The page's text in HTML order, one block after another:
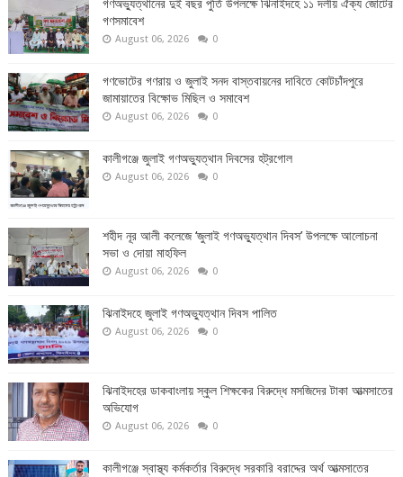
গণঅভ্যুত্থানের দুই বছর পুর্তি উপলক্ষে ঝিনাইদহে ১১ দলীয় ঐক্য জোটের
গণসমাবেশ
August 06, 2026 0
গণভোটের গণরায় ও জুলাই সনদ বাস্তবায়নের দাবিতে কোটচাঁদপুরে
জামায়াতের বিক্ষোভ মিছিল ও সমাবেশ
August 06, 2026 0
কালীগঞ্জে জুলাই গণঅভ্যুত্থান দিবসের হট্রগোল
August 06, 2026 0
শহীদ নূর আলী কলেজে ‘জুলাই গণঅভ্যুত্থান দিবস’ উপলক্ষে আলোচনা
সভা ও দোয়া মাহফিল
August 06, 2026 0
ঝিনাইদহে জুলাই গণঅভ্যুত্থান দিবস পালিত
August 06, 2026 0
ঝিনাইদহের ডাকবাংলায় স্কুল শিক্ষকের বিরুদ্ধে মসজিদের টাকা আত্মসাতের
অভিযোগ
August 06, 2026 0
কালীগঞ্জে স্বাস্থ্য কর্মকর্তার বিরুদ্ধে সরকারি বরাদ্দের অর্থ আত্মসাতের